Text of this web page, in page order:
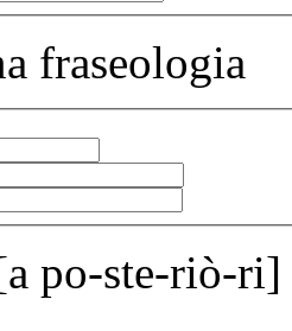
fraseologia
po-ste-riò-ri]